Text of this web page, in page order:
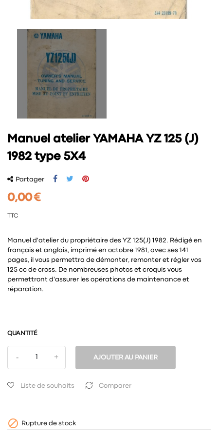
Manuel atelier YAMAHA YZ 125 (J)
1982 type 5X4
Partager
0,00 €
TTC
Manuel d'atelier du propriétaire des YZ 125(J) 1982. Rédigé en
français et anglais, imprimé en octobre 1981, avec ses 141
pages, il vous permettra de démonter, remonter et régler vos
125 cc de cross. De nombreuses photos et croquis vous
permettront d'assurer les opérations de maintenance et
réparation.
QUANTITÉ
AJOUTER AU PANIER
Liste de souhaits Comparer
 Rupture de stock